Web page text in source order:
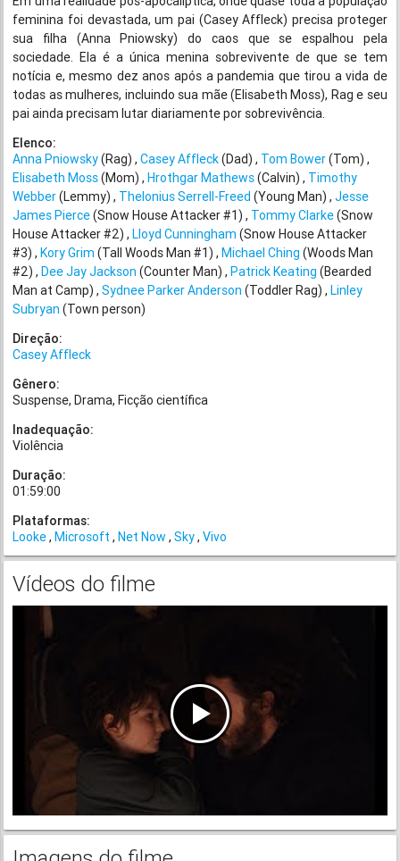
feminina foi devastada, um pai (Casey Affleck) precisa proteger
sua filha (Anna Pniowsky) do caos que se espalhou pela
sociedade. Ela é a única menina sobrevivente de que se tem
notícia e, mesmo dez anos após a pandemia que tirou a vida de
todas as mulheres, incluindo sua mãe (Elisabeth Moss), Rag e seu
pai ainda precisam lutar diariamente por sobrevivência.
Elenco:
Anna Pniowsky(Rag) Casey Affleck(Dad) Tom Bower(Tom)
Elisabeth Moss(Mom) Hrothgar Mathews(Calvin) Timothy
Webber(Lemmy) Thelonius Serrell-Freed (Young Man) Jesse
James Pierce(Snow House Attacker #1) Tommy Clarke(Snow
House Attacker #2) Lloyd Cunningham (Snow House Attacker
#3) Kory Grim (Tall Woods Man #1) Michael Ching (Woods Man
#2) Dee Jay Jackson (Counter Man) Patrick Keating (Bearded
Man at Camp) Sydnee Parker Anderson (Toddler Rag) Linley
Subryan (Town person)
Direção:
Casey Affleck
Gênero:
Suspense Drama Ficção científica
Inadequação:
Violência
Duração:
01:59:00
Plataformas:
Looke Microsoft Net Now Sky Vivo
Vídeos do filme